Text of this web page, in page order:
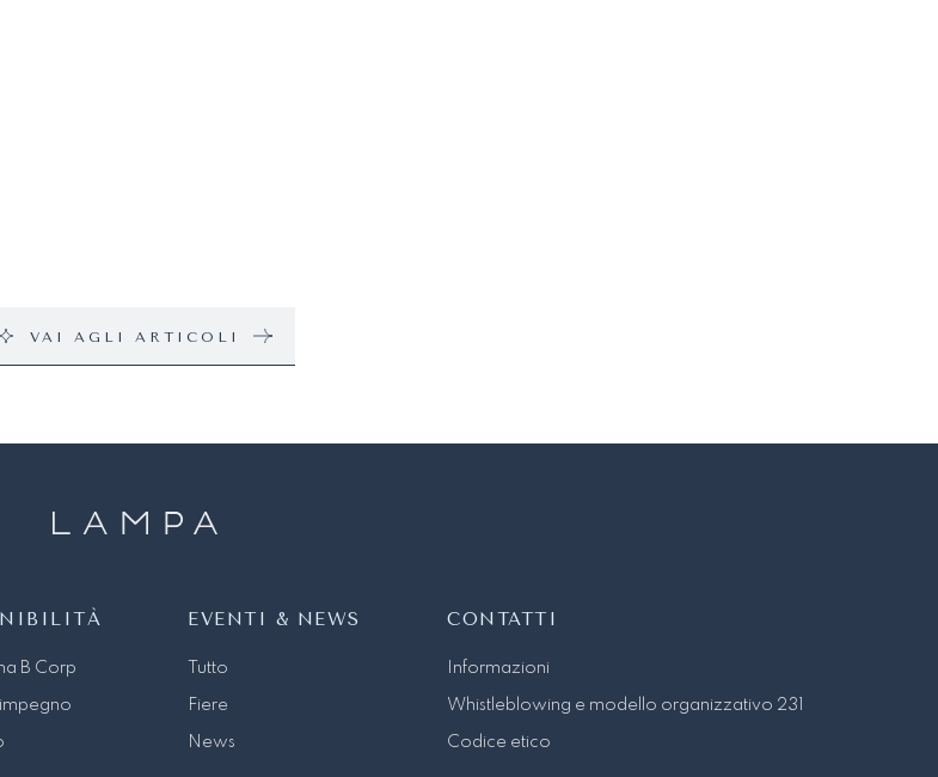
VAI AGLI ARTICOLI
B Corp
impegno
EVENTI & NEWS
Tutto
Fiere
News
CONTATTI
Informazioni
Whistleblowing e modello organizzativo 231
Codice etico